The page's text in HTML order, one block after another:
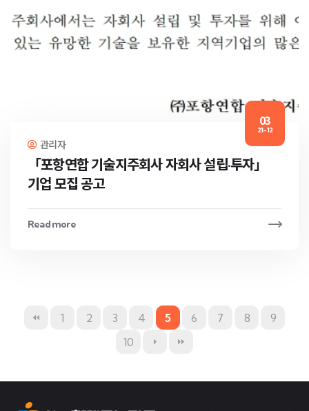
03
21-12
관리자
「포항연합 기술지주회사 자회사 설립·투자」
기업 모집 공고
Read more
1 2 3 4 5 6 7 8
9
10